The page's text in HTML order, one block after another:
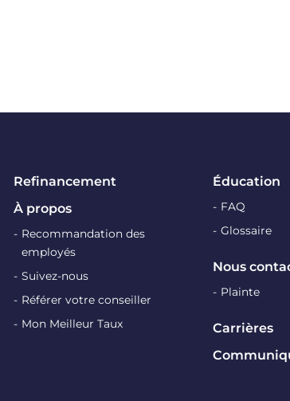
Refinancement
À propos
Recommandation des
employés
Suivez-nous
Référer votre conseiller
Mon Meilleur Taux
Éducation
FAQ
Glossaire
Nous
Plainte
Carrières